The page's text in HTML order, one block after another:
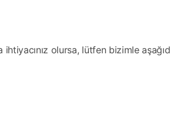
olursa, lütfen bizimle